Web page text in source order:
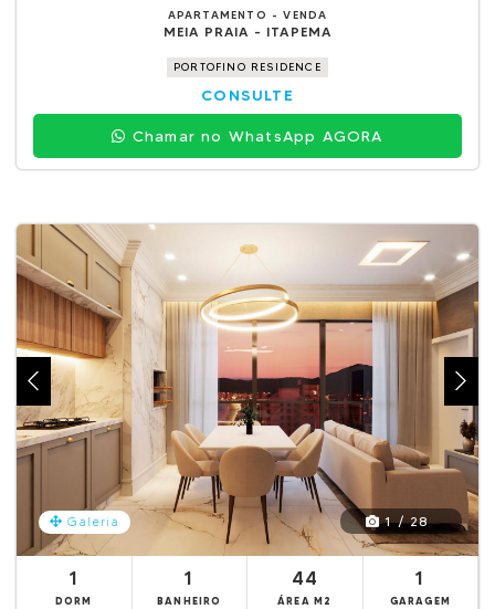
APARTAMENTO - VENDA
MEIA PRAIA - ITAPEMA
PORTOFINO RESIDENCE
CONSULTE
Chamar no WhatsApp AGORA
Galeria 1 / 28
1
DORM
1
BANHEIRO
44
ÁREA M2
1
GARAGEM